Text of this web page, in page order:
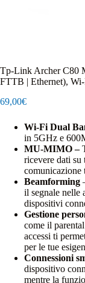
Tp-Link Archer C80
FTTB | Ethernet),
69,00€
Wi-Fi Dual
in 5GHz e
MU-MIMO –
ricevere dati su
comunicazione
Beamforming
il segnale nelle
dispositivi
Gestione
come il
accessi ti
per le tue
Connessioni
dispositivo
mentre la